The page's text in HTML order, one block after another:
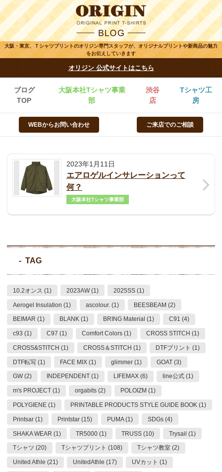
大阪・東京、Ｔシャツプリントのオリジン専門スタッフが、オリジナルプリントや新商品の魅力
をお伝えしていきます
オリジン 公式サイトはこちら
ブログ
TOP
大阪本社Tシャツ事業
部
渋谷
店
Tシャツ工
房
WEBからお問い合わせ ご来店でのご相談
2023年1月11日
エアロゲルインサレーションって
何？
大阪本社Tシャツ事業部
TAG
10.2オンス (1) 2023AW (1) 2025SS (1)
Aerogel Insulation (1) ascolour. (1) BEESBEAM (2)
BEIMAR (1) BLANK (1) BRING Material (1) C91 (4)
c93 (1) C97 (1) Comfort Colors (1) CROSS STITCH (1)
CROSS&STITCH (1) CROSS＆STITCH (1) DTFプリント (1)
DTF転写 (1) FACE MIX (1) glimmer (1) GOAT (3)
GW (2) INDEPENDENT (1) LIFEMAX (6) line公式 (1)
m's PROJECT (1) orgabits (2) POLOIZM (1)
POLYGIENE (1) PRINTABLE PRODUCTS STYLE GUIDE BOOK (1)
Printsar (1) Printstar (15) PUMA (1) SDGs (4)
SHAKA WEAR (1) TR5000 (1) TRUSS (10) Trysail (1)
Tシャツ (20) Tシャツプリント (108) Tシャツ教室 (2)
United Athle (21) UnitedAthle (17) UVカット (1)